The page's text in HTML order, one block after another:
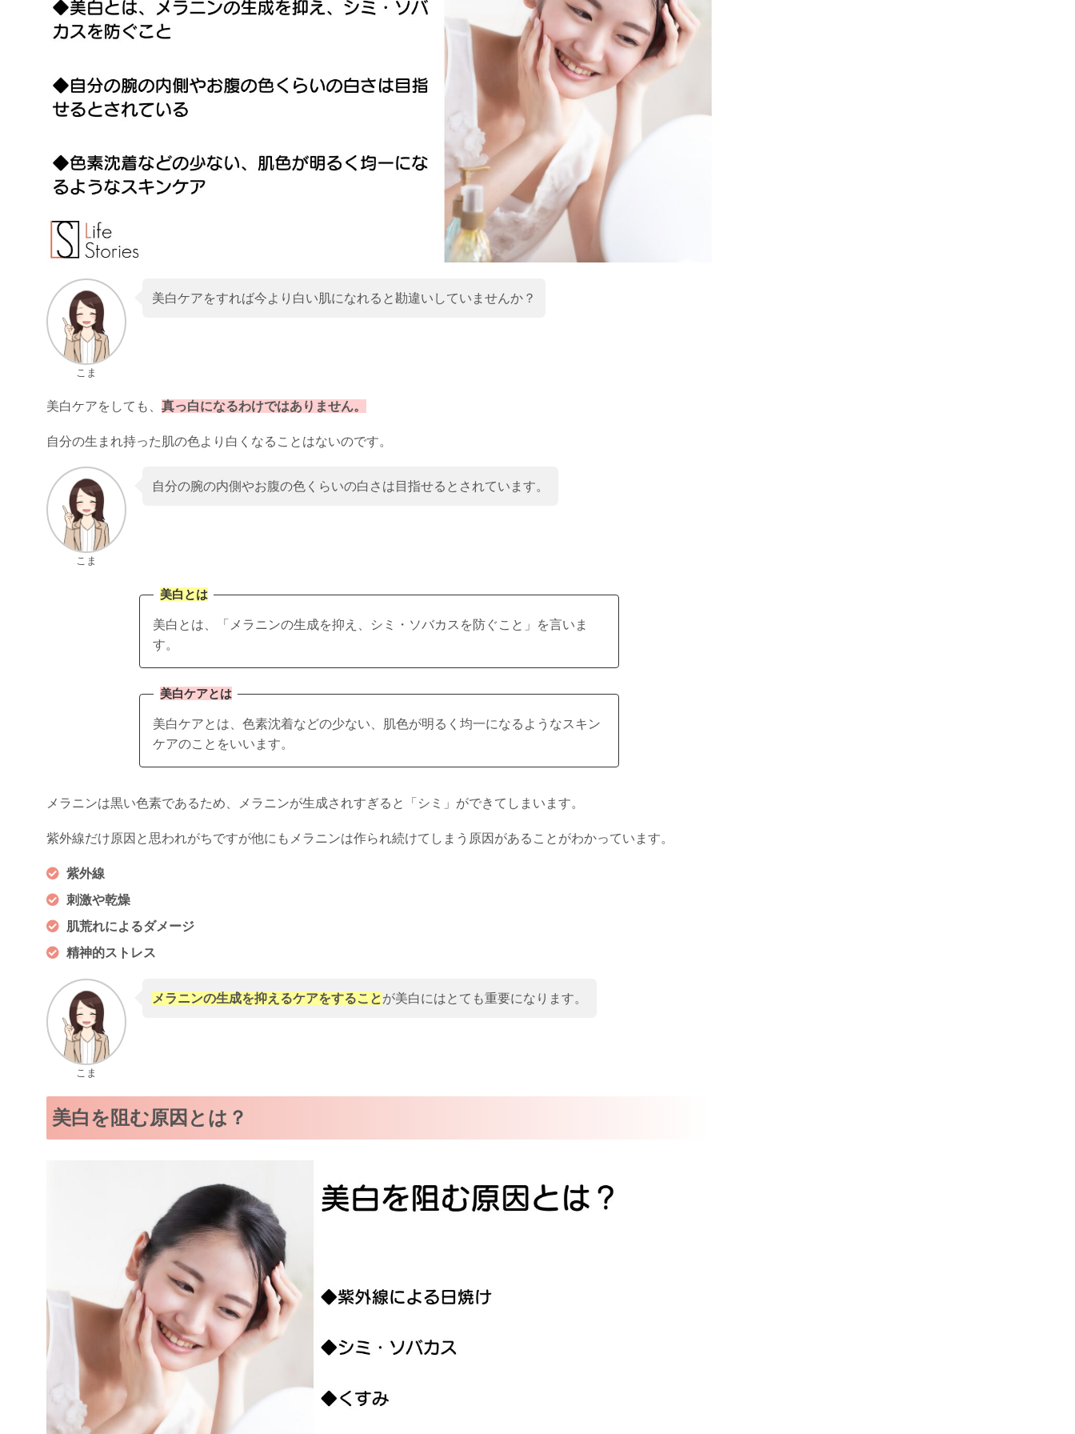
こま
美白ケアをすれば今より白い肌になれると勘違いしていませんか？
美白ケアをしても、 真っ白になるわけではありません。
自分の生まれ持った肌の色より白くなることはないのです。
こま
自分の腕の内側やお腹の色くらいの白さは目指せるとされています。
美白とは
美白とは、「メラニンの生成を抑え、シミ・ソバカスを防ぐこと」を言いま
す。
美白ケアとは
美白ケアとは、色素沈着などの少ない、肌色が明るく均一になるようなスキン
ケアのことをいいます。
メラニンは黒い色素であるため、メラニンが生成されすぎると「シミ」ができてしまいます。
紫外線だけ原因と思われがちですが他にもメラニンは作られ続けてしまう原因があることがわかっています。
紫外線
刺激や乾燥
肌荒れによるダメージ
精神的ストレス
こま
メラニンの生成を抑えるケアをすることが美白にはとても重要になります。
美白を阻む原因とは？